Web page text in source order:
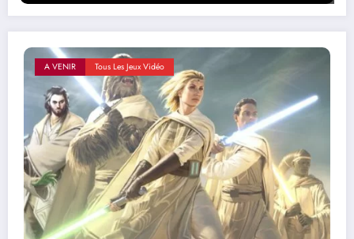
A VENIR Tous Les Jeux Vidéo